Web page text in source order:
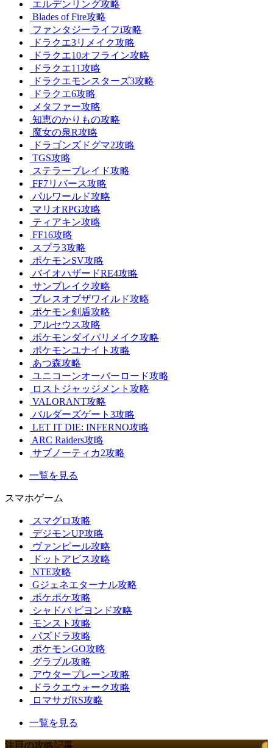
エルデンリング攻略
Blades of Fire攻略
ファンタジーライフi攻略
ドラクエ3リメイク攻略
ドラクエ10オフライン攻略
ドラクエ11攻略
ドラクエモンスターズ3攻略
ドラクエ6攻略
メタファー攻略
知恵のかりもの攻略
魔女の泉R攻略
ドラゴンズドグマ2攻略
TGS攻略
ステラーブレイド攻略
FF7リバース攻略
パルワールド攻略
マリオRPG攻略
ティアキン攻略
FF16攻略
スプラ3攻略
ポケモンSV攻略
バイオハザードRE4攻略
サンブレイク攻略
ブレスオブザワイルド攻略
ポケモン剣盾攻略
アルセウス攻略
ポケモンダイパリメイク攻略
ポケモンユナイト攻略
あつ森攻略
ユニコーンオーバーロード攻略
ロストジャッジメント攻略
VALORANT攻略
バルダーズゲート3攻略
LET IT DIE: INFERNO攻略
ARC Raiders攻略
サブノーティカ2攻略
一覧を見る
スマホゲーム
スマグロ攻略
デジモンUP攻略
ヴァンピール攻略
ドットアビス攻略
NTE攻略
Gジェネエターナル攻略
ポケポケ攻略
シャドバ ビヨンド攻略
モンスト攻略
パズドラ攻略
ポケモンGO攻略
グラブル攻略
アウタープレーン攻略
ドラクエウォーク攻略
ロマサガRS攻略
一覧を見る
注目の攻略記事